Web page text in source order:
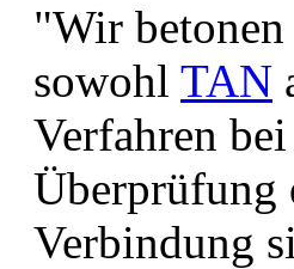
"Wir
sowohl TAN
Verfahren
Überprüfung
Verbindung